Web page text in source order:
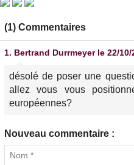
(1) Commentaires
1. Bertrand Durrmeyer le 22/
désolé de poser une
allez vous vous
européennes?
Nouveau commentaire :